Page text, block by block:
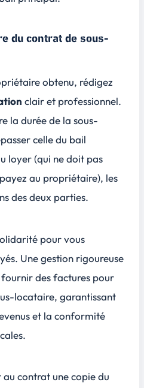
du contrat de sous-
obtenu, rédigez
clair et professionnel.
la durée de la sous-
celle du bail
loyer (qui ne doit pas
au propriétaire), les
des deux parties.
pour vous
Une gestion rigoureuse
des factures pour
locataire, garantissant
et la conformité
au contrat une copie du